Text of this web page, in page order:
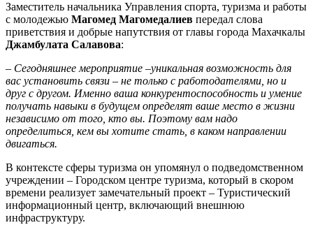
Заместитель начальника Управления спорта, туризма и работы
с молодежью Магомед Магомедалиев передал слова
приветствия и добрые напутствия от главы города Махачкалы
Джамбулата Салавова:
– Сегодняшнее мероприятие –уникальная возможность для
вас установить связи – не только с работодателями, но и
друг с другом. Именно ваша конкурентоспособность и умение
получать навыки в будущем определят ваше место в жизни
независимо от того, кто вы. Поэтому вам надо
определиться, кем вы хотите стать, в каком направлении
двигаться.
В контексте сферы туризма он упомянул о подведомственном
учреждении – Городском центре туризма, который в скором
времени реализует замечательный проект – Туристический
информационный центр, включающий внешнюю
инфраструктуру.